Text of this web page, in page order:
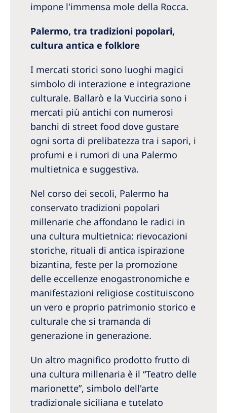
impone l'immensa mole della Rocca.
Palermo, tra tradizioni popolari,
cultura antica e folklore
I mercati storici sono luoghi magici
simbolo di interazione e integrazione
culturale. Ballarò e la Vucciria sono i
mercati più antichi con numerosi
banchi di street food dove gustare
ogni sorta di prelibatezza tra i sapori, i
profumi e i rumori di una Palermo
multietnica e suggestiva.
Nel corso dei secoli, Palermo ha
conservato tradizioni popolari
millenarie che affondano le radici in
una cultura multietnica: rievocazioni
storiche, rituali di antica ispirazione
bizantina, feste per la promozione
delle eccellenze enogastronomiche e
manifestazioni religiose costituiscono
un vero e proprio patrimonio storico e
culturale che si tramanda di
generazione in generazione.
Un altro magnifico prodotto frutto di
una cultura millenaria è il “Teatro delle
marionette”, simbolo dell'arte
tradizionale siciliana e tutelato